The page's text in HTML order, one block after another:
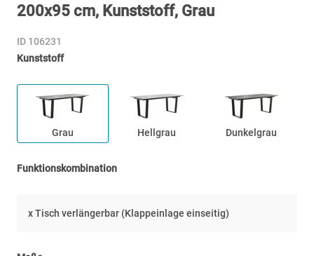
200x95 cm, Kunststoff, Grau
ID 106231
Kunststoff
Grau Hellgrau Dunkelgrau
Funktionskombination
x Tisch verlängerbar (Klappeinlage einseitig)